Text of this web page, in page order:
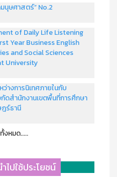
นุษศาสตร์” No.2
of Daily Life Listening
Year Business English
and Social Sciences
University
างการนิเทศภายในกับ
ดสำนักงานเขตพื้นที่การศึกษา
ฎร์ธานี
งหมด.....
ไปใช้ประโยชน์